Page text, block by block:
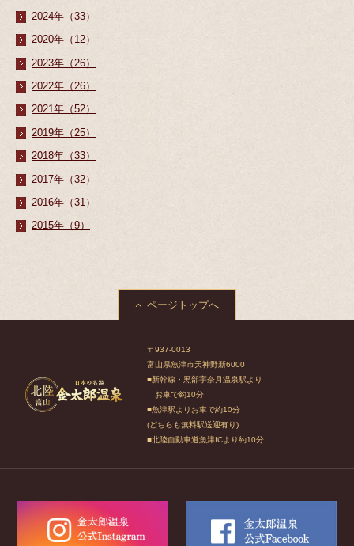
2024年（33）
2020年（12）
2023年（26）
2022年（26）
2021年（52）
2019年（25）
2018年（33）
2017年（32）
2016年（31）
2015年（9）
ページトップへ
〒937-0013
富山県魚津市天神野新6000
■新幹線・黒部宇奈月温泉駅より
お車で約10分
■魚津駅よりお車で約10分
(どちらも無料駅送迎有り)
■北陸自動車道魚津ICより約10分